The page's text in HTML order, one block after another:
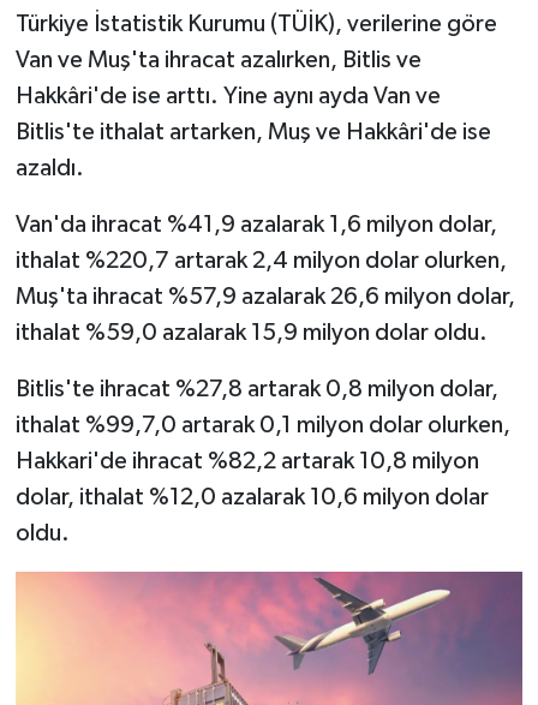
Türkiye İstatistik Kurumu (TÜİK), verilerine göre
Van ve Muş'ta ihracat azalırken, Bitlis ve
Hakkâri'de ise arttı. Yine aynı ayda Van ve
Bitlis'te ithalat artarken, Muş ve Hakkâri'de ise
azaldı.
Van'da ihracat %41,9 azalarak 1,6 milyon dolar,
ithalat %220,7 artarak 2,4 milyon dolar olurken,
Muş'ta ihracat %57,9 azalarak 26,6 milyon dolar,
ithalat %59,0 azalarak 15,9 milyon dolar oldu.
Bitlis'te ihracat %27,8 artarak 0,8 milyon dolar,
ithalat %99,7,0 artarak 0,1 milyon dolar olurken,
Hakkari'de ihracat %82,2 artarak 10,8 milyon
dolar, ithalat %12,0 azalarak 10,6 milyon dolar
oldu.